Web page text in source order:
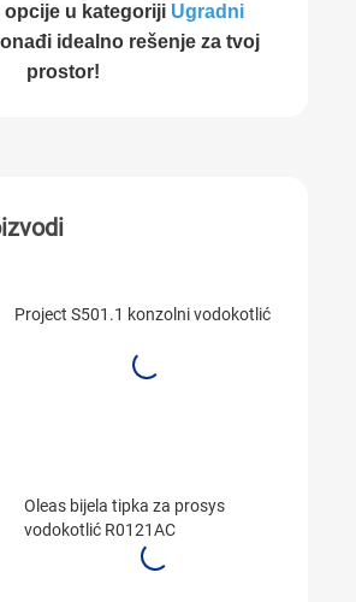
opcije u kategoriji Ugradni
idealno rešenje za tvoj
prostor!
Project S501.1 konzolni vodokotlić
Oleas bijela tipka za prosys
vodokotlić R0121AC